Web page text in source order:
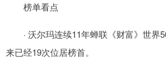
榜单看点
· 沃尔玛连续11年蝉联《财富》世界
来已经19次位居榜首。